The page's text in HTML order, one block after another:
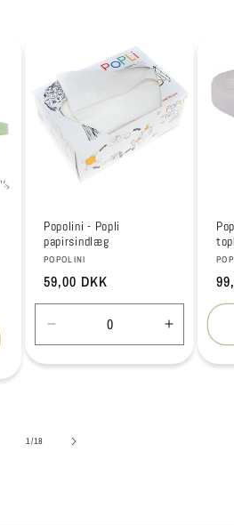
Popolini - Popli
papirsindlæg
Forhandler:
POPOLINI
Normalpris
59,00 DKK
Reducer
antallet
for
Øg
antallet
for
1/af
18